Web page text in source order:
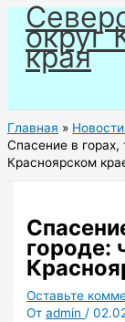
Перейти
содержимому
округ
края
Главная
Спасение в горах,
Красноярском
городе:
Оставьте
Отadmin /